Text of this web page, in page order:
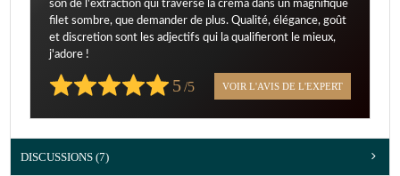
son de l'extraction qui traverse la crema dans un magnifique
filet sombre, que demander de plus. Qualité, élégance, goût
et discretion sont les adjectifs qui la qualifieront le mieux,
j'adore !
5/5 VOIR L'AVIS DE L'EXPERT
DISCUSSIONS (7)